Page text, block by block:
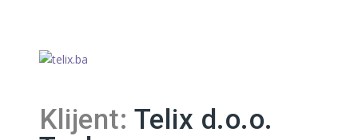
Klijent: Telix d.o.o.